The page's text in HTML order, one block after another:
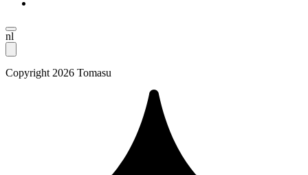
nl
Copyright 2026 Tomasu